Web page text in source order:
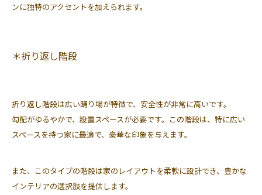
ンに独特のアクセントを加えられます。
＊折り返し階段
折り返し階段は広い踊り場が特徴で、安全性が非常に高いです。
勾配がゆるやかで、設置スペースが必要です。この階段は、特に広い
スペースを持つ家に最適で、豪華な印象を与えます。
また、このタイプの階段は家のレイアウトを柔軟に設計でき、豊かな
インテリアの選択肢を提供します。